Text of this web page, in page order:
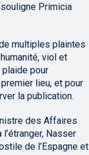
Primicia
multiples plaintes
viol et
pour
lieu, et pour
la publication.
des Affaires
Nasser
de l’Espagne et